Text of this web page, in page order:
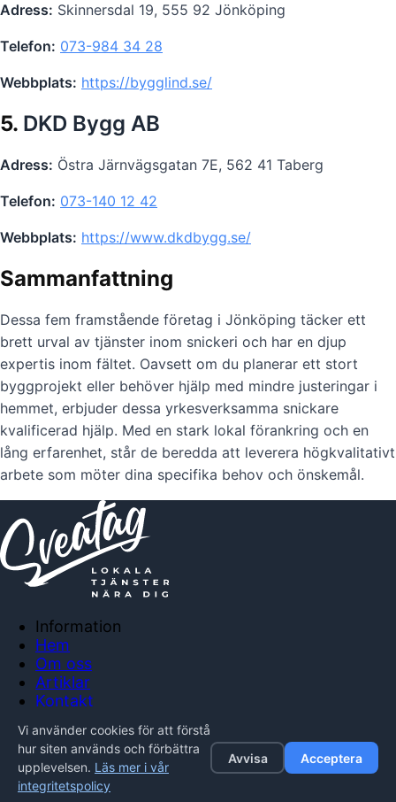
Adress: Skinnersdal 19, 555 92 Jönköping
Telefon: 073-984 34 28
Webbplats: https://bygglind.se/
5. DKD Bygg AB
Adress: Östra Järnvägsgatan 7E, 562 41 Taberg
Telefon: 073-140 12 42
Webbplats: https://www.dkdbygg.se/
Sammanfattning
Dessa fem framstående företag i Jönköping täcker ett
brett urval av tjänster inom snickeri och har en djup
expertis inom fältet. Oavsett om du planerar ett stort
byggprojekt eller behöver hjälp med mindre justeringar i
hemmet, erbjuder dessa yrkesverksamma snickare
kvalificerad hjälp. Med en stark lokal förankring och en
lång erfarenhet, står de beredda att leverera högkvalitativt
arbete som möter dina specifika behov och önskemål.
Information
Hem
Om oss
Artiklar
Kontakt
Integritetspolicy
© 2026 Sveatag. Alla rättigheter förbehållna.
Vi använder cookies för att förstå
hur siten används och förbättra
upplevelsen. Läs mer i vår
integritetspolicy
Avvisa Acceptera